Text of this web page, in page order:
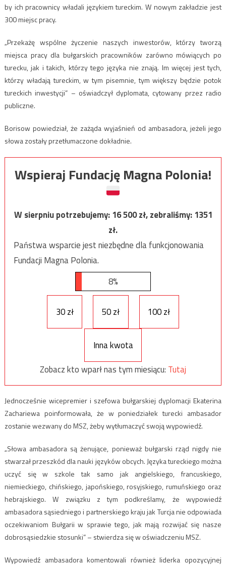
by ich pracownicy władali językiem tureckim. W nowym zakładzie jest
300 miejsc pracy.
„Przekażę wspólne życzenie naszych inwestorów, którzy tworzą
miejsca pracy dla bułgarskich pracowników zarówno mówiących po
turecku, jak i takich, którzy tego języka nie znają. Im więcej jest tych,
którzy władają tureckim, w tym pisemnie, tym większy będzie potok
tureckich inwestycji” – oświadczył dyplomata, cytowany przez radio
publiczne.
Borisow powiedział, że zażąda wyjaśnień od ambasadora, jeżeli jego
słowa zostały przetłumaczone dokładnie.
Wspieraj Fundację Magna Polonia!
W sierpniu potrzebujemy:16 500zł, zebraliśmy:1351
zł.
Państwa wsparcie jest niezbędne dla funkcjonowania
Fundacji Magna Polonia.
8%
30 zł 50 zł 100 zł
Inna kwota
Zobacz kto wparł nas tym miesiącu: Tutaj
Jednocześnie wicepremier i szefowa bułgarskiej dyplomacji Ekaterina
Zachariewa poinformowała, że w poniedziałek turecki ambasador
zostanie wezwany do MSZ, żeby wytłumaczyć swoją wypowiedź.
„Słowa ambasadora są żenujące, ponieważ bułgarski rząd nigdy nie
stwarzał przeszkód dla nauki języków obcych. Języka tureckiego można
uczyć się w szkole tak samo jak angielskiego, francuskiego,
niemieckiego, chińskiego, japońskiego, rosyjskiego, rumuńskiego oraz
hebrajskiego. W związku z tym podkreślamy, że wypowiedź
ambasadora sąsiedniego i partnerskiego kraju jak Turcja nie odpowiada
oczekiwaniom Bułgarii w sprawie tego, jak mają rozwijać się nasze
dobrosąsiedzkie stosunki” – stwierdza się w oświadczeniu MSZ.
Wypowiedź ambasadora komentowali również liderka opozycyjnej